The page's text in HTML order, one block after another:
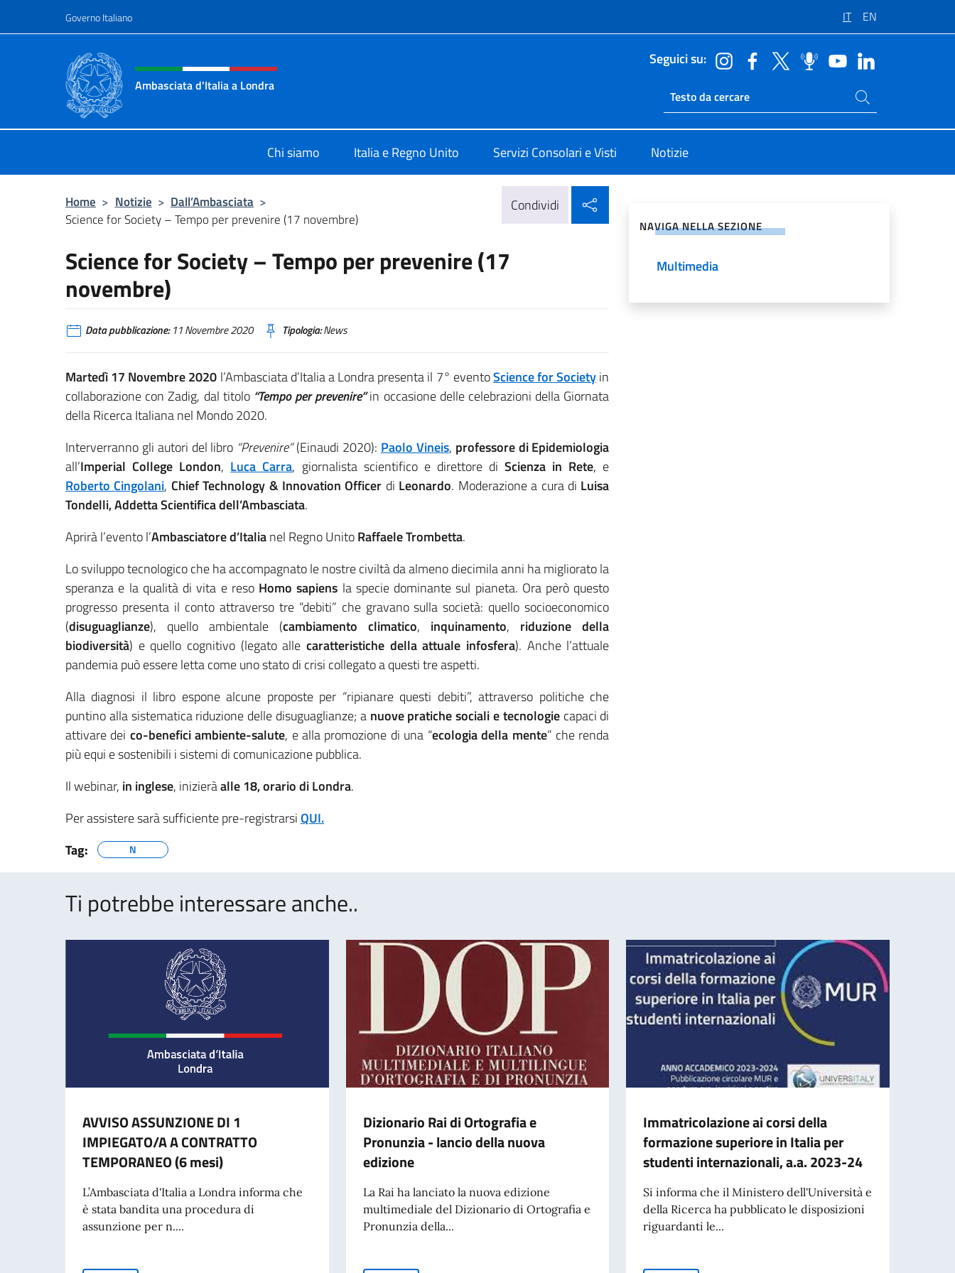
Governo Italiano IT EN
Intestazione sito, social e menù
Ambasciata d'Italia a Londra
Seguici su:
Ricerca sito live
Cerca nel sito
Chi siamo Italia e Regno Unito Servizi Consolari e Visti Notizie
Home > Notizie > Dall’Ambasciata >
Science for Society – Tempo per prevenire (17 novembre)
Condividi
Science for Society – Tempo per prevenire (17
novembre)
Data pubblicazione:11 Novembre 2020 Tipologia:News
Martedì 17 Novembre 2020 l’Ambasciata d’Italia a Londra presenta il 7° eventoScience for Societyin
collaborazione con Zadig, dal titolo “Tempo per prevenire”in occasione delle celebrazioni della Giornata
della Ricerca Italiana nel Mondo 2020.
Interverranno gli autori del libro “Prevenire”(Einaudi 2020): Paolo Vineis, professore di Epidemiologia
all’Imperial College London, Luca Carra, giornalista scientifico e direttore diScienza in Rete, e
Roberto Cingolani, Chief Technology & Innovation Officer di Leonardo. Moderazione a cura di Luisa
Tondelli, Addetta Scientifica dell’Ambasciata.
Aprirà l’evento l’Ambasciatore d’Italianel Regno UnitoRaffaele Trombetta.
Lo sviluppo tecnologico che ha accompagnato le nostre civiltà da almeno diecimila anni ha migliorato la
speranza e la qualità di vita e reso Homo sapiens la specie dominante sul pianeta. Ora però questo
progresso presenta il conto attraverso tre “debiti” che gravano sulla società: quello socioeconomico
(disuguaglianze), quello ambientale (cambiamento climatico, inquinamento, riduzione della
biodiversità) e quello cognitivo (legato alle caratteristiche della attuale infosfera). Anche l’attuale
pandemia può essere letta come uno stato di crisi collegato a questi tre aspetti.
Alla diagnosi il libro espone alcune proposte per “ripianare questi debiti”, attraverso politiche che
puntino alla sistematica riduzione delle disuguaglianze; a nuove pratiche sociali e tecnologiecapaci di
attivare dei co-benefici ambiente-salute, e alla promozione di una “ecologia della mente” che renda
più equi e sostenibili i sistemi di comunicazione pubblica.
Il webinar, in inglese, inizieràalle 18, orario di Londra.
Per assistere sarà sufficiente pre-registrarsiQUI.
Tag:
N
NAVIGA NELLA SEZIONE
Multimedia
Ti potrebbe interessare anche..
AVVISO ASSUNZIONE DI 1
IMPIEGATO/A A CONTRATTO
TEMPORANEO (6 mesi)
L’Ambasciata d'Italia a Londra informa che
è stata bandita una procedura di
assunzione per n....
Dizionario Rai di Ortografia e
Pronunzia - lancio della nuova
edizione
La Rai ha lanciato la nuova edizione
multimediale del Dizionario di Ortografia e
Pronunzia della...
Immatricolazione ai corsi della
formazione superiore in Italia per
studenti internazionali, a.a. 2023-24
Si informa che il Ministero dell'Università e
della Ricerca ha pubblicato le disposizioni
riguardanti le...